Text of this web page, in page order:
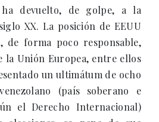
ha devuelto, de golpe, a la
XX. La posición de EEUU
de forma poco responsable,
la Unión Europea, entre ellos
un ultimátum de ocho
(país soberano e
el Derecho Internacional)